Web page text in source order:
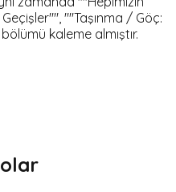
""Taşınma / Göç:
kaleme almıştır.